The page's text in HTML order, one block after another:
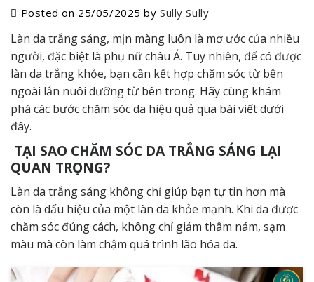
Posted on 25/05/2025 bySully Sully
Làn da trắng sáng, mịn màng luôn là mơ ước của nhiều
người, đặc biệt là phụ nữ châu Á. Tuy nhiên, để có được
làn da trắng khỏe, bạn cần kết hợp chăm sóc từ bên
ngoài lẫn nuôi dưỡng từ bên trong. Hãy cùng khám
phá các bước chăm sóc da hiệu quả qua bài viết dưới
đây.
TẠI SAO CHĂM SÓC DA TRẮNG SÁNG LẠI
QUAN TRỌNG?
Làn da trắng sáng không chỉ giúp bạn tự tin hơn mà
còn là dấu hiệu của một làn da khỏe mạnh. Khi da được
chăm sóc đúng cách, không chỉ giảm thâm nám, sạm
màu mà còn làm chậm quá trình lão hóa da.